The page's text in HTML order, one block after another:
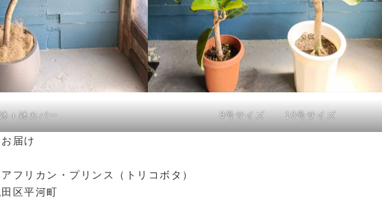
＋鉢カバー 8号サイズ 10号サイズ
届け
フリカン・プリンス（トリコボタ）
区平河町